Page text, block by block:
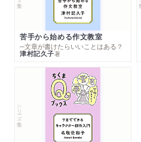
苦手から始める作文教室
─文章が書けたらいいことはある？
津村記久子著
シリーズ・全集